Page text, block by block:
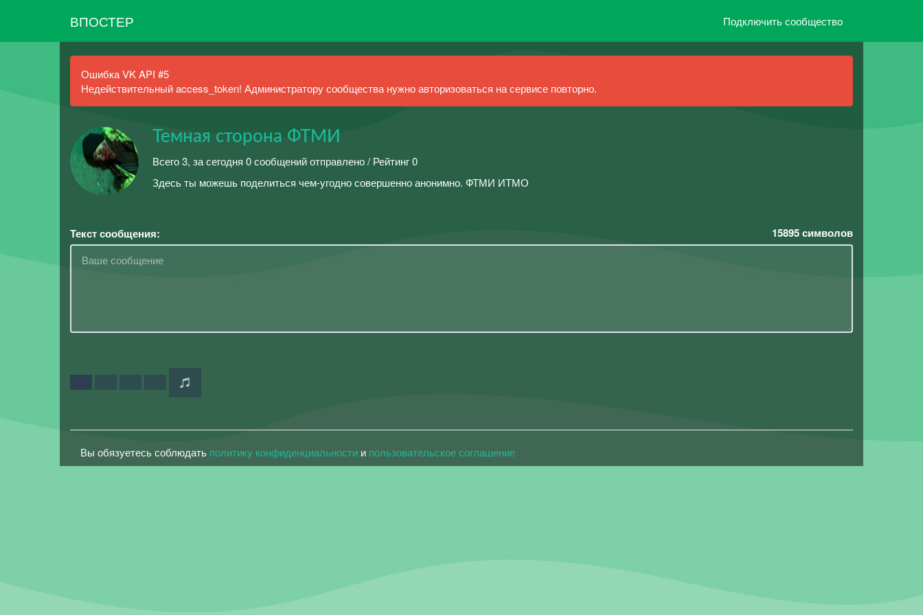
ВПОСТЕР Подключить сообщество
Ошибка VK API #5
Недействительный access_token! Администратору сообщества нужно авторизоваться на сервисе повторно.
Темная сторона ФТМИ
Всего 3, за сегодня 0 сообщений отправлено / Рейтинг 0
Здесь ты можешь поделиться чем-угодно совершенно анонимно. ФТМИ ИТМО
Текст сообщения: 15895символов
Вы обязуетесь соблюдать политику конфиденциальности и пользовательское соглашение